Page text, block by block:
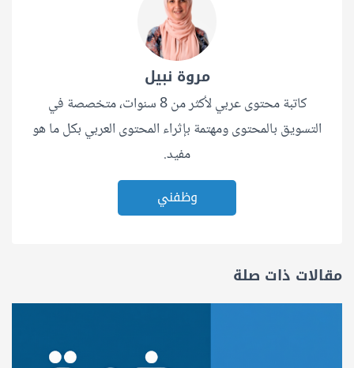
مروة نبيل
كاتبة محتوى عربي لأكثر من 8 سنوات، متخصصة في
التسويق بالمحتوى ومهتمة بإثراء المحتوى العربي بكل ما هو
مفيد.
وظفني
مقالات ذات صلة